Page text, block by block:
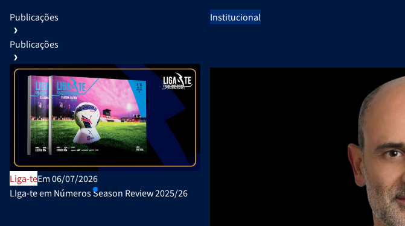
Publicações
Publicações
Liga-teEm 06/07/2026
LIga-te em Números Season Review 2025/26
Plano de Atividades e Orçamento 2026-27
InstitucionalEm 13/06/2026